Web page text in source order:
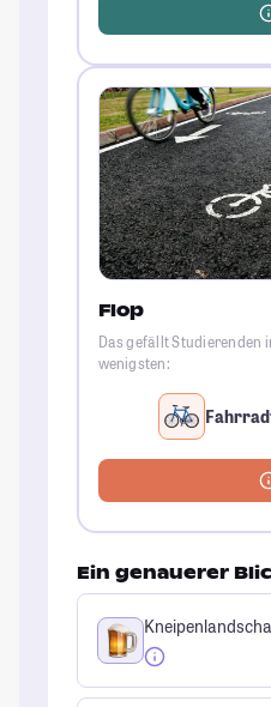
Flop
Das gefällt Studierenden
wenigsten:
Ein genauerer